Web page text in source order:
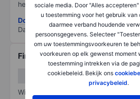
sociale media. Door "Alles
u toestemming voor het gebruik van
daarmee verband houdende
persoonsgegevens. Selecteer
om uw toestemmingsvoorkeuren te
voorkeuren op elk gewenst moment
toestemming intrekken via de
cookiebeleid. Bekijk ons
privacybeleid.
het grootste risico).
Download de ESG-
Data provided by
/
Financiële gegevens
Winst/verlies